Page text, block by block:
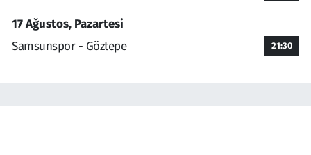
17 Ağustos, Pazartesi
Samsunspor - Göztepe
21:30